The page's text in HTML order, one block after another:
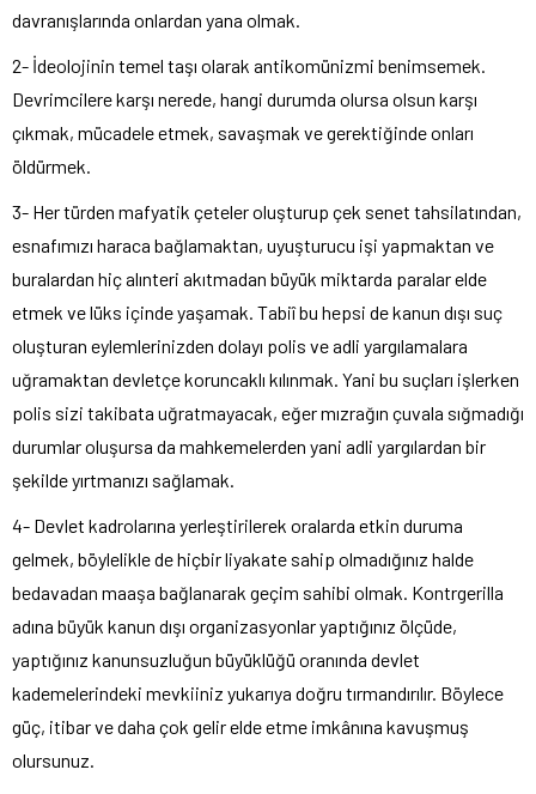
davranışlarında onlardan yana olmak.
2- İdeolojinin temel taşı olarak antikomünizmi benimsemek.
Devrimcilere karşı nerede, hangi durumda olursa olsun karşı
çıkmak, mücadele etmek, savaşmak ve gerektiğinde onları
öldürmek.
3- Her türden mafyatik çeteler oluşturup çek senet tahsilatından,
esnafımızı haraca bağlamaktan, uyuşturucu işi yapmaktan ve
buralardan hiç alınteri akıtmadan büyük miktarda paralar elde
etmek ve lüks içinde yaşamak. Tabiî bu hepsi de kanun dışı suç
oluşturan eylemlerinizden dolayı polis ve adli yargılamalara
uğramaktan devletçe koruncaklı kılınmak. Yani bu suçları işlerken
polis sizi takibata uğratmayacak, eğer mızrağın çuvala sığmadığı
durumlar oluşursa da mahkemelerden yani adli yargılardan bir
şekilde yırtmanızı sağlamak.
4- Devlet kadrolarına yerleştirilerek oralarda etkin duruma
gelmek, böylelikle de hiçbir liyakate sahip olmadığınız halde
bedavadan maaşa bağlanarak geçim sahibi olmak. Kontrgerilla
adına büyük kanun dışı organizasyonlar yaptığınız ölçüde,
yaptığınız kanunsuzluğun büyüklüğü oranında devlet
kademelerindeki mevkiiniz yukarıya doğru tırmandırılır. Böylece
güç, itibar ve daha çok gelir elde etme imkânına kavuşmuş
olursunuz.